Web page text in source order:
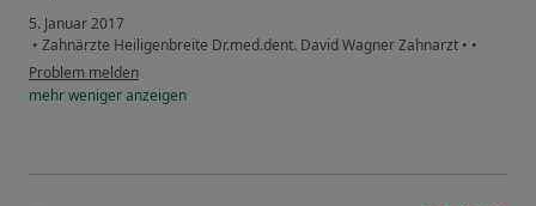
5. Januar 2017
• Zahnärzte Heiligenbreite Dr.med.dent. David Wagner Zahnarzt • •
Problem melden
mehrwenigeranzeigen